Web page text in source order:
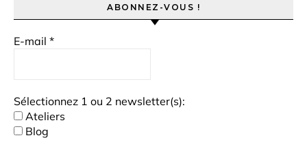
ABONNEZ-VOUS !
E-mail *
Sélectionnez 1 ou 2 newsletter(s):
Ateliers
Blog